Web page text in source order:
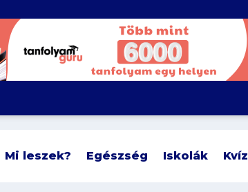
Mi leszek? Egészség Iskolák Kvíz